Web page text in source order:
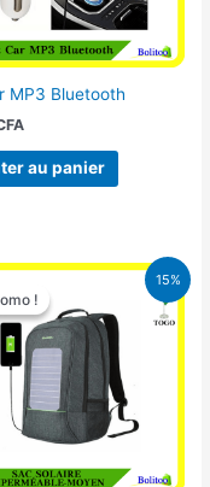
MP3 Bluetooth
au panier
15%
!!
Le
prix
initial
était :
29.500 CFA.
Le
prix
actuel